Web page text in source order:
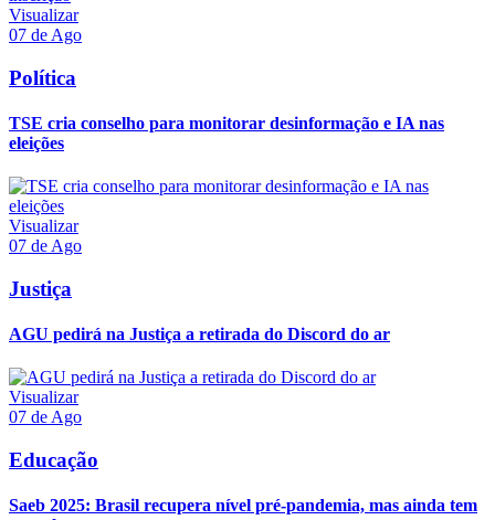
Visualizar
07 de Ago
Política
TSE cria conselho para monitorar desinformação e IA nas
eleições
Visualizar
07 de Ago
Justiça
AGU pedirá na Justiça a retirada do Discord do ar
Visualizar
07 de Ago
Educação
Saeb 2025: Brasil recupera nível pré-pandemia, mas ainda tem